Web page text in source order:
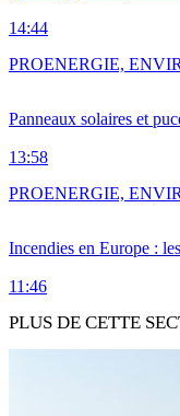
14:44
Panneaux solaires et
13:58
PROENERGIE,
Incendies en Europe :
11:46
PROENERGIE,
PLUS DE CETTE